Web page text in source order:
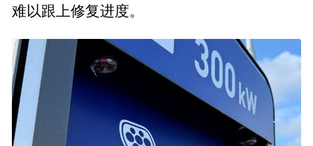
难以跟上修复进度。